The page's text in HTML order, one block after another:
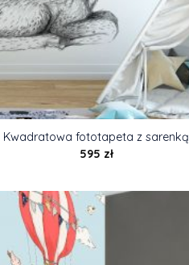
Kwadratowa fototapeta z sarenką
595 zł